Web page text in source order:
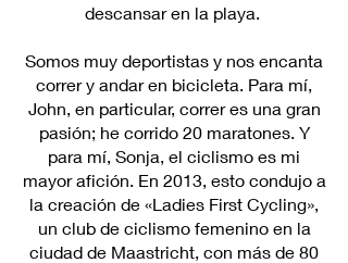
descansar en la playa.
Somos muy deportistas y nos encanta
correr y andar en bicicleta. Para mí,
John, en particular, correr es una gran
pasión; he corrido 20 maratones. Y
para mí, Sonja, el ciclismo es mi
mayor afición. En 2013, esto condujo a
la creación de «Ladies First Cycling»,
un club de ciclismo femenino en la
ciudad de Maastricht, con más de 80